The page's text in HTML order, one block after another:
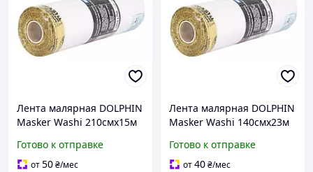
Лента малярная DOLPHIN
Masker Washi 210смх15м
электростатической
покраски
Готово к отправке
от50₴/мес
Лента малярная DOLPHIN
Masker Washi 140смх23м
электростатической
покраски
Готово к отправке
от40₴/мес